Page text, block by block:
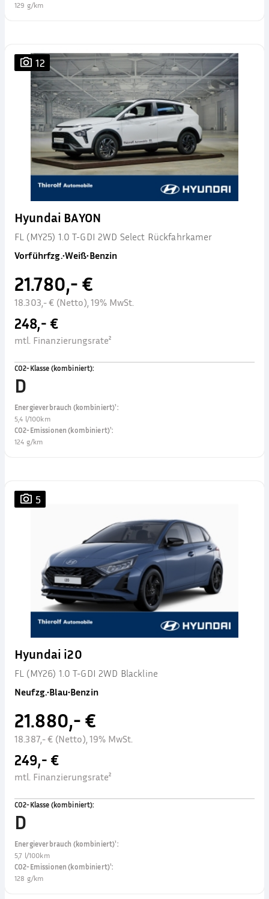
129 g/km
12
Hyundai BAYON
FL (MY25) 1.0 T-GDI 2WD Select Rückfahrkamer
Vorführfzg.•Weiß•Benzin
21.780,- €
18.303,- € (Netto), 19% MwSt.
248,- €
mtl. Finanzierungsrate²
CO2-Klasse (kombiniert):
D
Energieverbrauch (kombiniert)¹:
5,4 l/100km
CO2-Emissionen (kombiniert)¹:
124 g/km
5
Hyundai i20
FL (MY26) 1.0 T-GDI 2WD Blackline
Neufzg.•Blau•Benzin
21.880,- €
18.387,- € (Netto), 19% MwSt.
249,- €
mtl. Finanzierungsrate²
CO2-Klasse (kombiniert):
D
Energieverbrauch (kombiniert)¹:
5,7 l/100km
CO2-Emissionen (kombiniert)¹:
128 g/km